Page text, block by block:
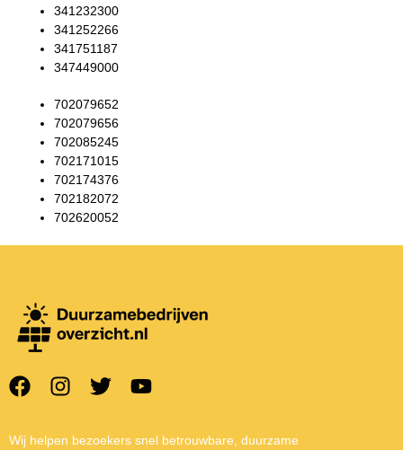
341232300
341252266
341751187
347449000
702079652
702079656
702085245
702171015
702174376
702182072
702620052
Wij helpen bezoekers snel betrouwbare, duurzame